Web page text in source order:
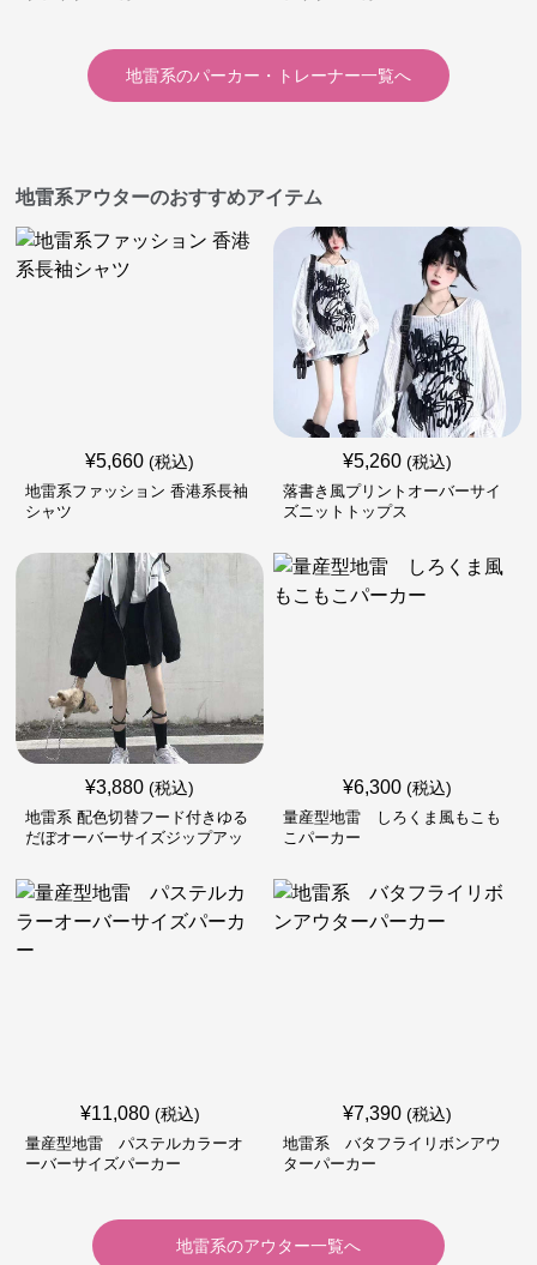
地雷系のパーカー・トレーナー一覧へ
地雷系アウターのおすすめアイテム
¥5,660 (税込)
地雷系ファッション 香港系長袖
シャツ
¥5,260 (税込)
落書き風プリントオーバーサイ
ズニットトップス
¥3,880 (税込)
地雷系 配色切替フード付きゆる
だぼオーバーサイズジップアッ
¥6,300 (税込)
量産型地雷 しろくま風もこも
こパーカー
¥11,080 (税込)
量産型地雷 パステルカラーオ
ーバーサイズパーカー
¥7,390 (税込)
地雷系 バタフライリボンアウ
ターパーカー
地雷系のアウター一覧へ